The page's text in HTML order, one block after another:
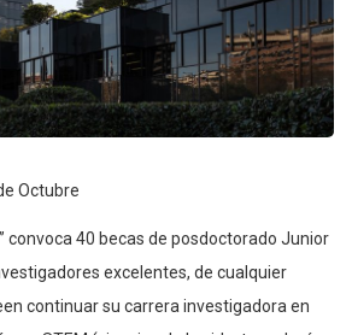
Octubre
convoca 40 becas de posdoctorado Junior
excelentes, de cualquier
continuar su carrera investigadora en